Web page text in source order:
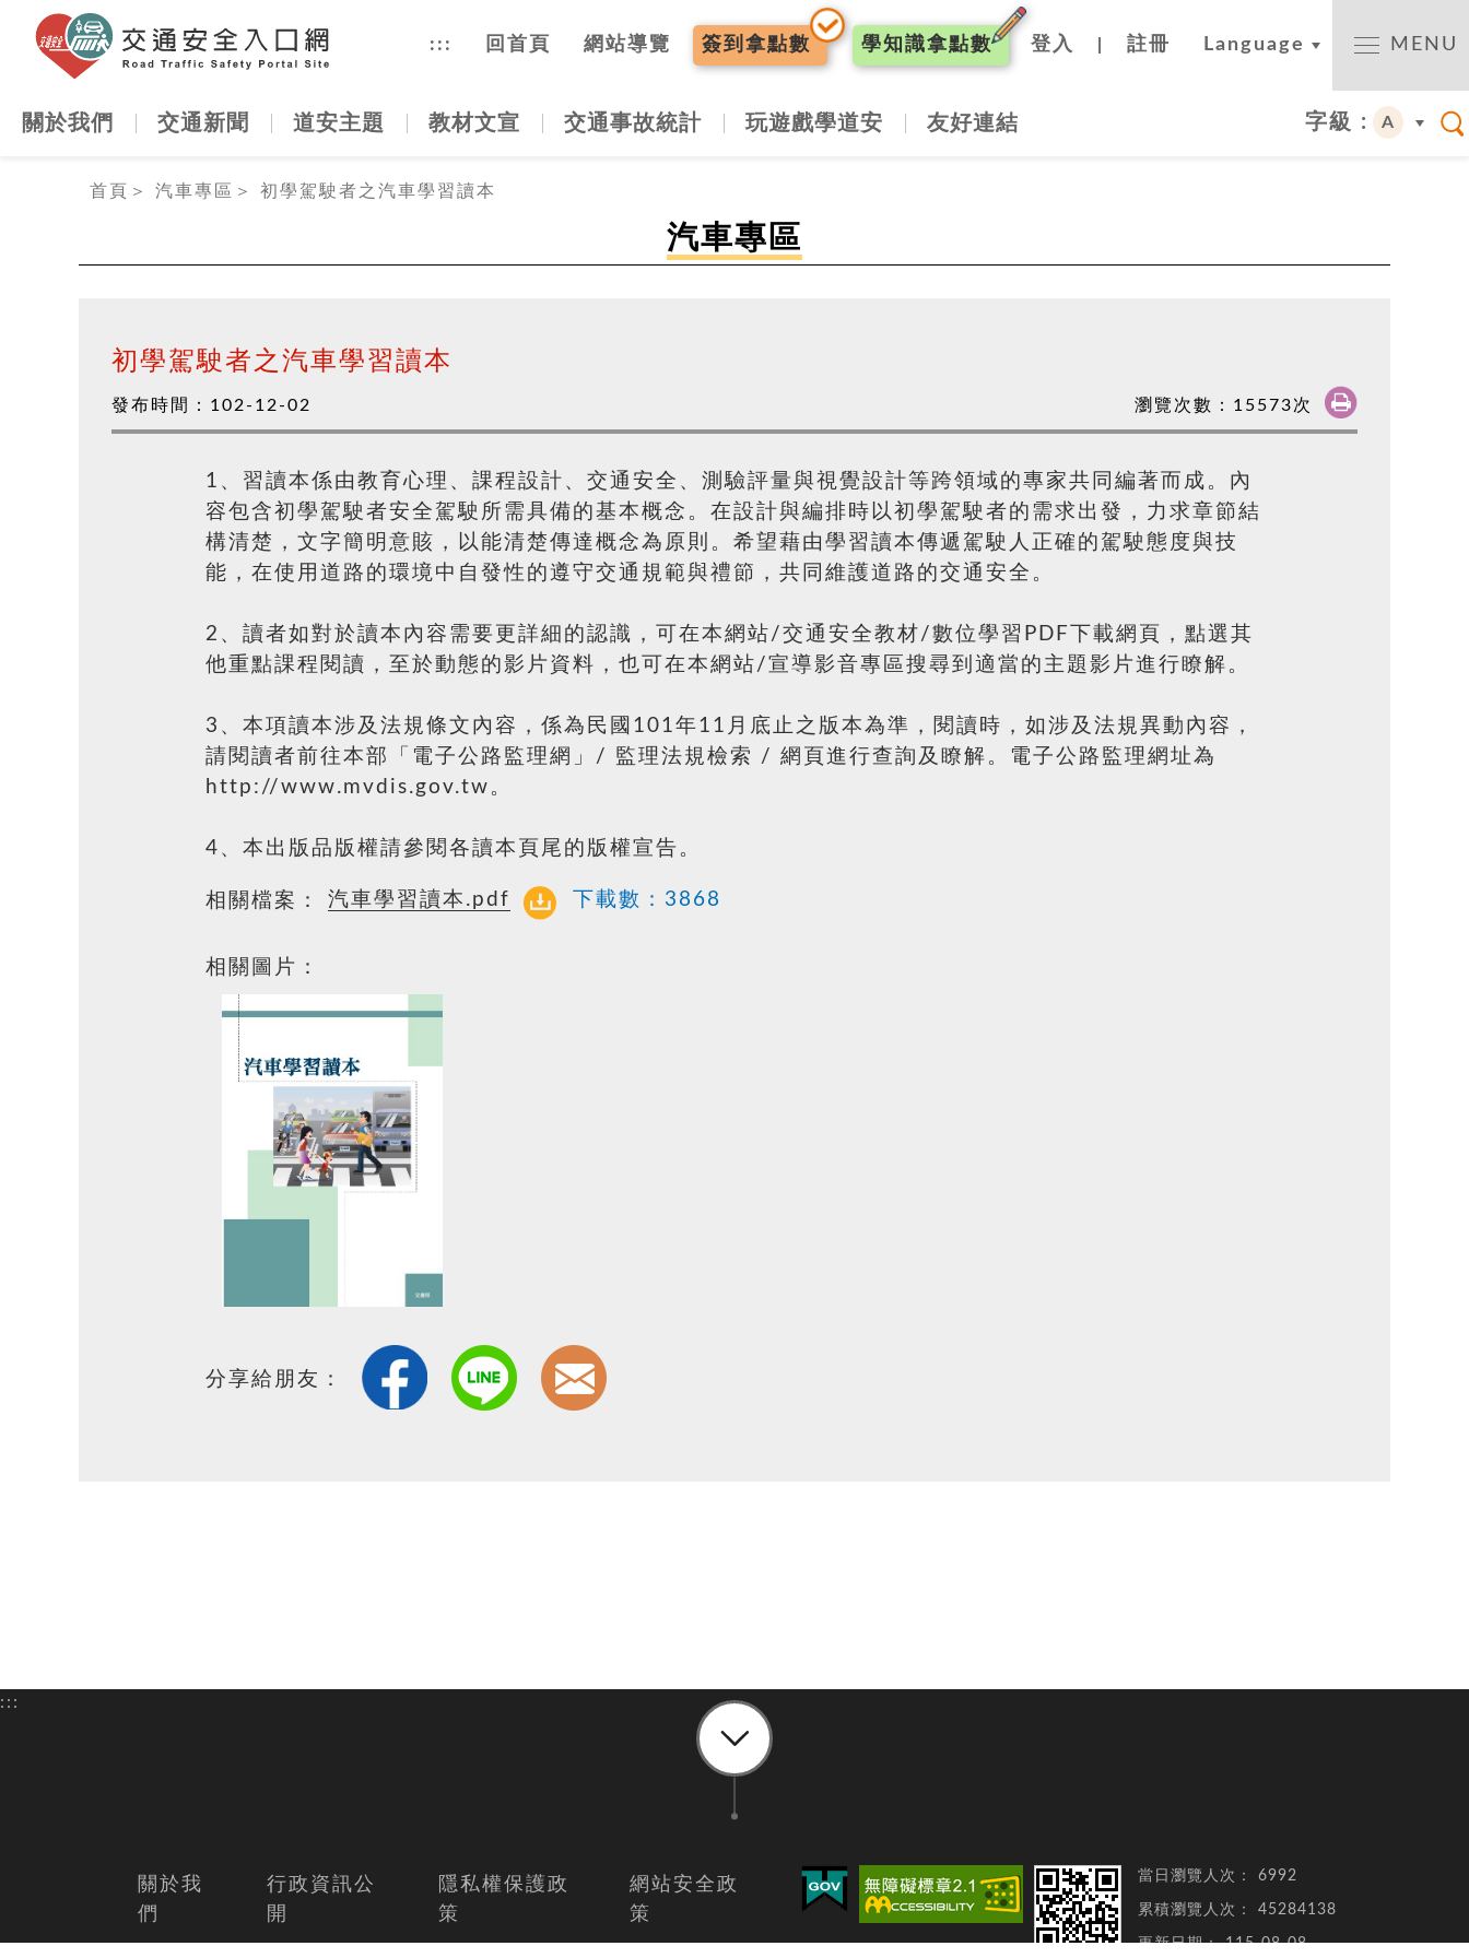
交通安全入口網
::: 回首頁 網站導覽 簽到 拿點數 學知識拿點數 登入 註冊 Language MENU
關於我們 交通新聞 道安主題 教材文宣 交通事故統計 玩遊戲學道安 友好連結 字級 : A
首頁 ＞ 汽車專區 ＞ 初學駕駛者之汽車學習讀本
汽車專區
初學駕駛者之汽車學習讀本
發布時間： 102-12-02 瀏覽次數： 15573次
1、習讀本係由教育心理、課程設計、交通安全、測驗評量與視覺設計等跨領域的專家共同編著而成。內
容包含初學駕駛者安全駕駛所需具備的基本概念。在設計與編排時以初學駕駛者的需求出發，力求章節結
構清楚，文字簡明意賅，以能清楚傳達概念為原則。希望藉由學習讀本傳遞駕駛人正確的駕駛態度與技
能，在使用道路的環境中自發性的遵守交通規範與禮節，共同維護道路的交通安全。
2、讀者如對於讀本內容需要更詳細的認識，可在本網站/交通安全教材/數位學習PDF下載網頁，點選其
他重點課程閱讀，至於動態的影片資料，也可在本網站/宣導影音專區搜尋到適當的主題影片進行瞭解。
3、本項讀本涉及法規條文內容，係為民國101年11月底止之版本為準，閱讀時，如涉及法規異動內容，
請閱讀者前往本部「電子公路監理網」/ 監理法規檢索 / 網頁進行查詢及瞭解。電子公路監理網址為
http://www.mvdis.gov.tw。
4、本出版品版權請參閱各讀本頁尾的版權宣告。
相關檔案： 汽車學習讀本.pdf 下載數： 3868
相關圖片：
分享給朋友：
:::
關於我
們
行政資訊公
開
隱私權保護政
策
網站安全政
策
當日瀏覽人次：6992
累積瀏覽人次：45284138
更新日期：115-08-08